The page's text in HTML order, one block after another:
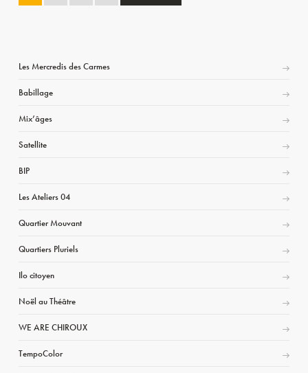
Les Mercredis des Carmes
Babillage
Mix’âges
Satellite
BIP
Les Ateliers 04
Quartier Mouvant
Quartiers Pluriels
Ilo citoyen
Noël au Théâtre
WE ARE CHIROUX
TempoColor